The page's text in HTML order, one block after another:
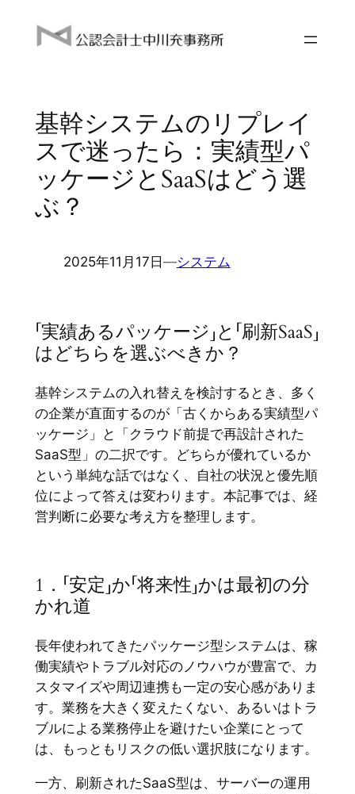
基幹システムのリプレイ
スで迷ったら：実績型パ
ッケージとSaaSはどう選
ぶ？
2025年11月17日―システム
「実績あるパッケージ」と「刷新SaaS」
はどちらを選ぶべきか？
基幹システムの入れ替えを検討するとき、多く
の企業が直面するのが「古くからある実績型パ
ッケージ」と「クラウド前提で再設計された
SaaS型」の二択です。どちらが優れているか
という単純な話ではなく、自社の状況と優先順
位によって答えは変わります。本記事では、経
営判断に必要な考え方を整理します。
1．「安定」か「将来性」かは最初の分
かれ道
長年使われてきたパッケージ型システムは、稼
働実績やトラブル対応のノウハウが豊富で、カ
スタマイズや周辺連携も一定の安心感がありま
す。業務を大きく変えたくない、あるいはトラ
ブルによる業務停止を避けたい企業にとって
は、もっともリスクの低い選択肢になります。
一方、刷新されたSaaS型は、サーバーの運用